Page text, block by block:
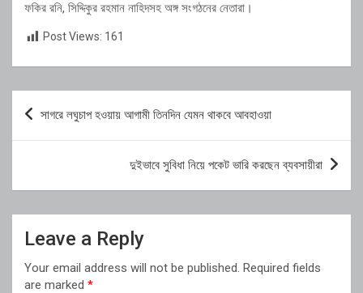
ফকির রনি, সিদ্দিকুর রহমান নাহিদসহ অঙ্গ সংগঠনের নেতারা।
Post Views: 161
Post
navigation
সাগরে লঘুচাপ হওয়ায় আগামী তিনদিন যেমন থাকবে আবহাওয়া
দুইভাবে সুবিধা নিয়ে পকেট ভারি করছেন ব্যবসায়ীরা
Leave a Reply
Your email address will not be published. Required fields
are marked *